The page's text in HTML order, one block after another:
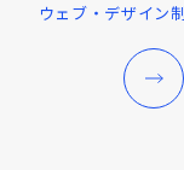
ウェブ・デザイン